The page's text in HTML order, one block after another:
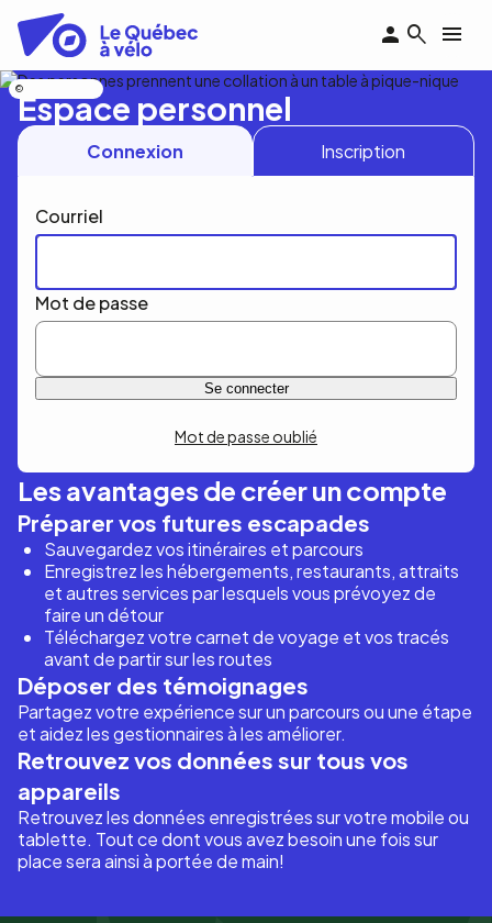
contenu
principal
Espace personnel
Connexion Inscription
Courriel
Mot de passe
Mot de passe oublié
Les avantages de créer un compte
Préparer vos futures escapades
Sauvegardez vos itinéraires et parcours
Enregistrez les hébergements, restaurants, attraits
et autres services par lesquels vous prévoyez de
faire un détour
Téléchargez votre carnet de voyage et vos tracés
avant de partir sur les routes
Déposer des témoignages
Partagez votre expérience sur un parcours ou une étape
et aidez les gestionnaires à les améliorer.
Retrouvez vos données sur tous vos
appareils
Retrouvez les données enregistrées sur votre mobile ou
tablette. Tout ce dont vous avez besoin une fois sur
place sera ainsi à portée de main!